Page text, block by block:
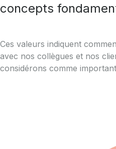
concepts
Ces valeurs indiquent
avec nos collègues et nos
considérons comme